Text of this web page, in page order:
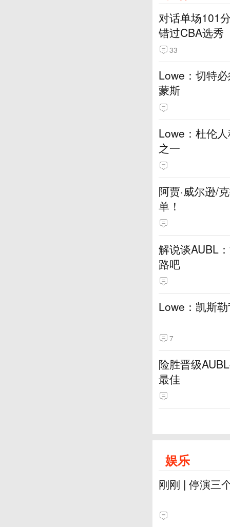
对话单场101
错过CBA选秀
33
Lowe：切特
蒙斯
Lowe：杜伦
之一
阿贾·威尔逊/
单！
解说谈AUBL
路吧
Lowe：凯斯
7
险胜晋级
最佳
娱乐
刚刚 | 停演三